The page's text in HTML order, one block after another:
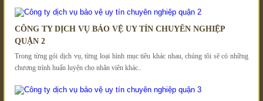
CÔNG TY DỊCH VỤ BẢO VỆ UY TÍN CHUYÊN NGHIỆP
QUẬN 2
Trong từng gói dịch vụ, từng loại hình mục tiêu khác nhau, chúng tôi sẽ có những
chương trình huấn luyện cho nhân viên khác..